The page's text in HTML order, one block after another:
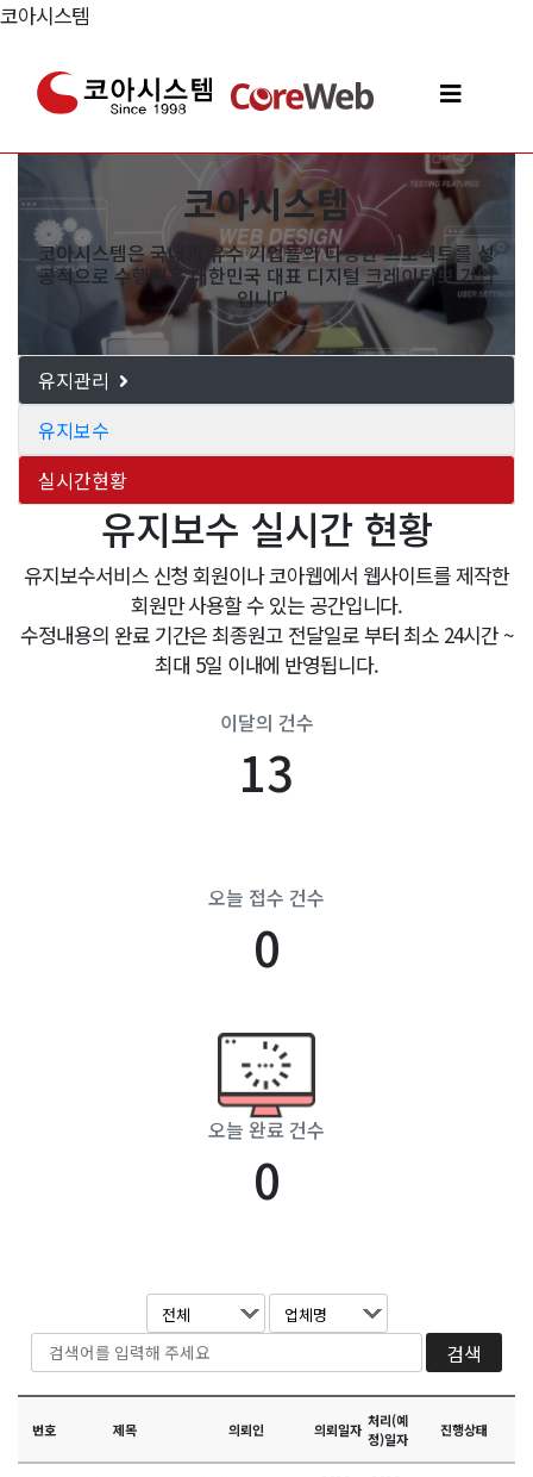
코아시스템
코아시스템
코아시스템은 국내외 유수 기업들의 다양한 프로젝트를 성
공적으로 수행해온 대한민국 대표 디지털 크레이티브 기업
입니다.
유지관리
유지보수
실시간현황
유지보수 실시간 현황
유지보수서비스 신청 회원이나 코아웹에서 웹사이트를 제작한
회원만 사용할 수 있는 공간입니다.
수정내용의 완료 기간은 최종원고 전달일로 부터 최소 24시간 ~
최대 5일 이내에 반영됩니다.
이달의 건수
13
오늘 접수 건수
0
오늘 완료 건수
0
번호 제목 의뢰인 의뢰일자 처리(예
정)일자
진행상태